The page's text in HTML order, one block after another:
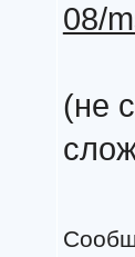
08/
(не